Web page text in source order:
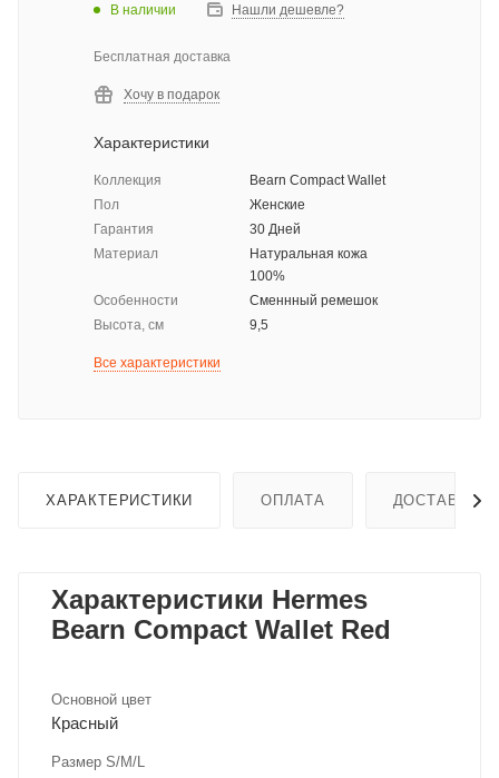
В наличии Нашли дешевле?
Бесплатная доставка
Хочу в подарок
Характеристики
Коллекция
Bearn Compact Wallet
Пол
Женские
Гарантия
30 Дней
Материал
Натуральная кожа
100%
Особенности
Сменнный ремешок
Высота, см
9,5
Все характеристики
ХАРАКТЕРИСТИКИ ОПЛАТА ДОСТАВКА
Характеристики Hermes
Bearn Compact Wallet Red
Основной цвет
Красный
Размер S/M/L